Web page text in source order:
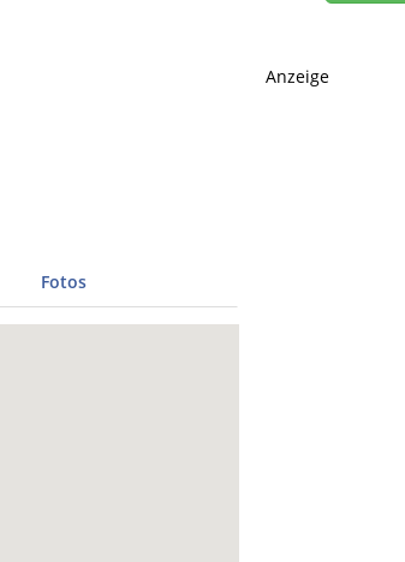
Fotos
Anzeige